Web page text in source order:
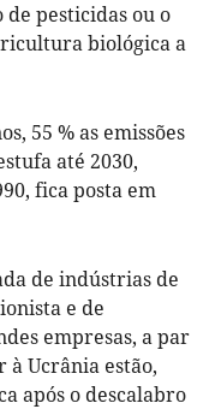
pesticidas ou o
biológica a
55 % as emissões
até 2030,
fica posta em
de indústrias de
e de
empresas, a par
Ucrânia estão,
após o descalabro